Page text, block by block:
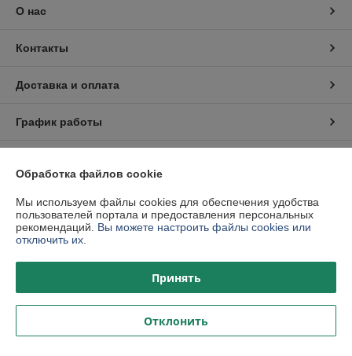
О нас
Контакты
Доставка и оплата
График работы
Политика обработки cookies
Сайт создан на платформе Deal.by
Обработка файлов cookie
Мы используем файлы cookies для обеспечения удобства
пользователей портала и предоставления персональных
рекомендаций. Вы можете настроить файлы cookies или
отключить их.
Принять
Отклонить